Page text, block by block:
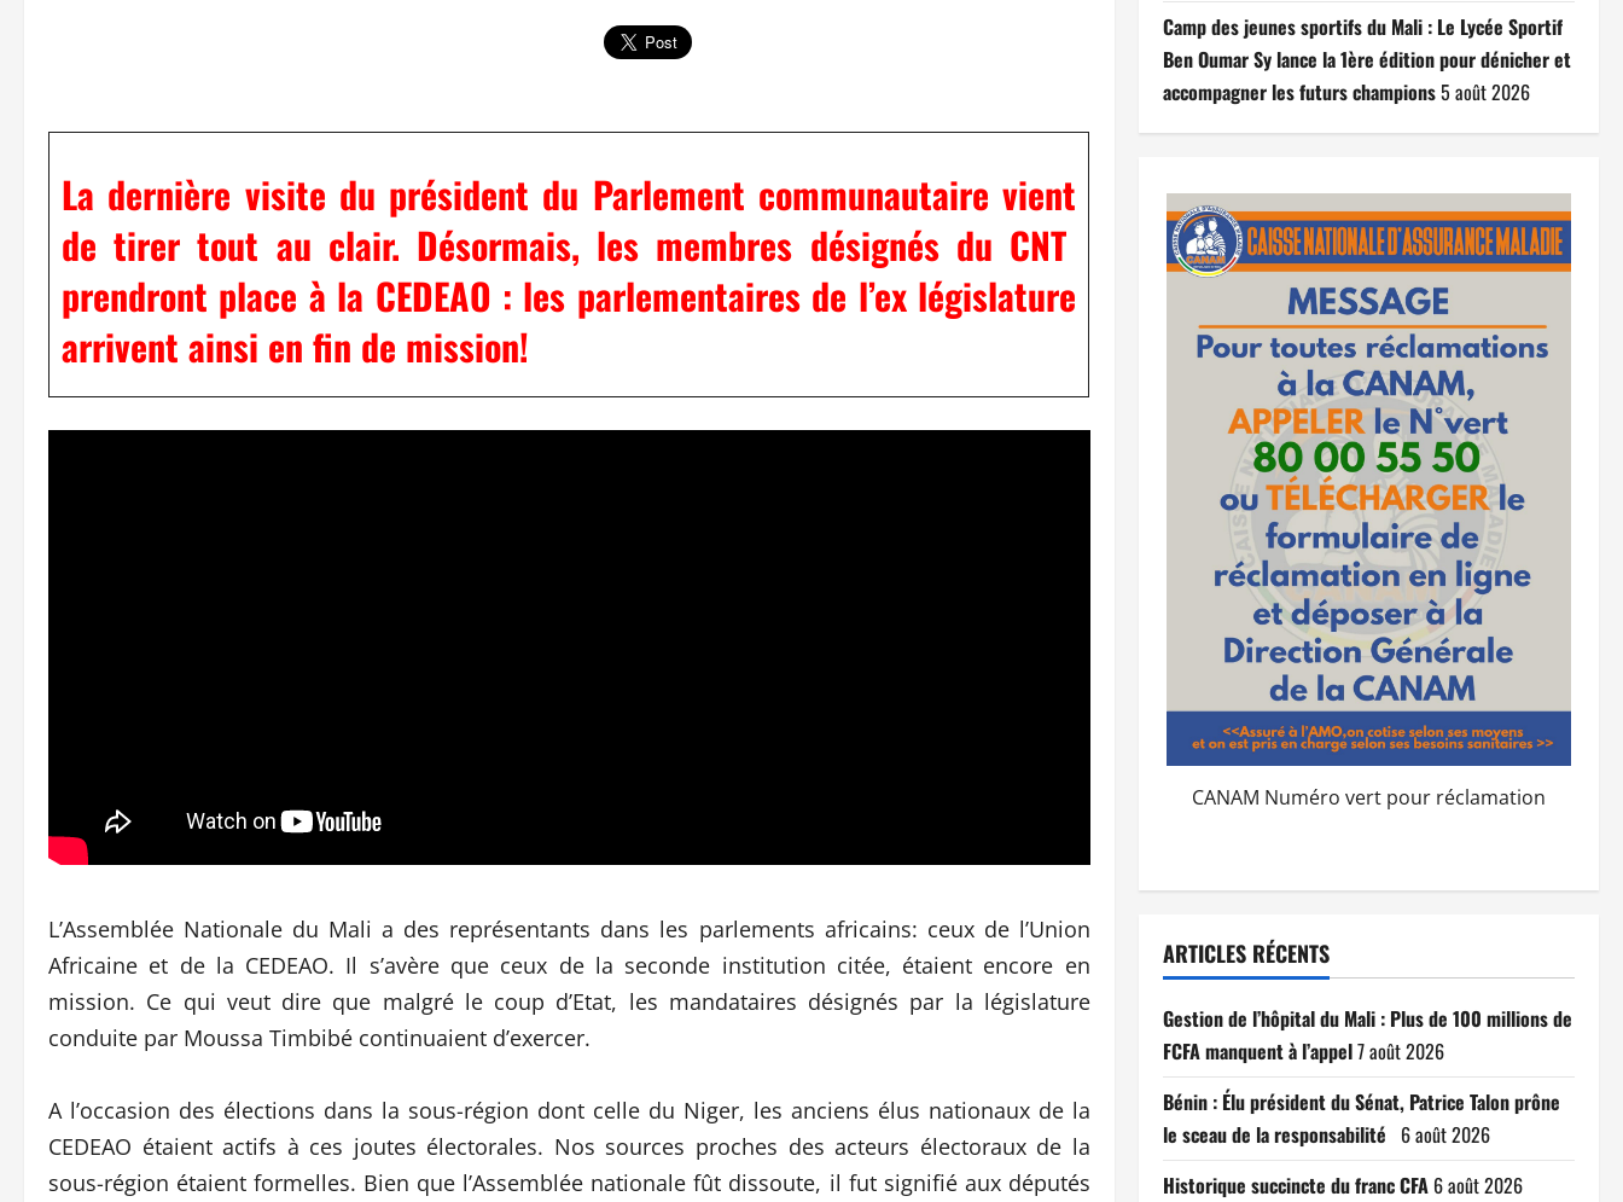
La dernière visite du président du Parlement communautaire vient
de tirer tout au clair. Désormais, les membres désignés du CNT
prendront place à la CEDEAO : les parlementaires de l’ex législature
arrivent ainsi en fin de mission!
L’Assemblée Nationale du Mali a des représentants dans les parlements africains: ceux de l’Union
Africaine et de la CEDEAO. Il s’avère que ceux de la seconde institution citée, étaient encore en
mission. Ce qui veut dire que malgré le coup d’Etat, les mandataires désignés par la législature
conduite par Moussa Timbibé continuaient d’exercer.
A l’occasion des élections dans la sous-région dont celle du Niger, les anciens élus nationaux de la
CEDEAO étaient actifs à ces joutes électorales. Nos sources proches des acteurs électoraux de la
sous-région étaient formelles. Bien que l’Assemblée nationale fût dissoute, il fut signifié aux députés
Camp des jeunes sportifs du Mali : Le Lycée Sportif
Ben Oumar Sy lance la 1ère édition pour dénicher et
accompagner les futurs champions5 août 2026
CANAM Numéro vert pour réclamation
ARTICLES RÉCENTS
Gestion de l’hôpital du Mali : Plus de 100 millions de
FCFA manquent à l’appel7 août 2026
Bénin : Élu président du Sénat, Patrice Talon prône
le sceau de la responsabilité 6 août 2026
Historique succincte du franc CFA 6 août 2026